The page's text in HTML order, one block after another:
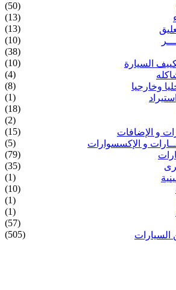
(50)
(13)
(13)
(10)
(38)
السيارة
(10)
(4)
وخارجيا
(8)
(1)
(18)
(2)
و الإضافات
(15)
و الإكسسوارات
(5)
(79)
(35)
(1)
(10)
(1)
(1)
(57)
(505)